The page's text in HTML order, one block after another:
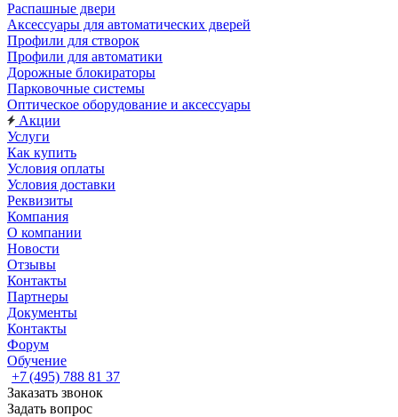
Распашные двери
Аксессуары для автоматических дверей
Профили для створок
Профили для автоматики
Дорожные блокираторы
Парковочные системы
Оптическое оборудование и аксессуары
Акции
Услуги
Как купить
Условия оплаты
Условия доставки
Реквизиты
Компания
О компании
Новости
Отзывы
Контакты
Партнеры
Документы
Контакты
Форум
Обучение
+7 (495) 788 81 37
Заказать звонок
Задать вопрос